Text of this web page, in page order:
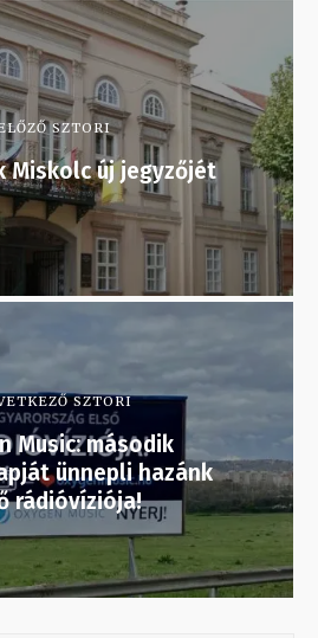
SZTORI
Miskolc új jegyzőjét
SZTORI
Music: második
ünnepli hazánk
rádióvíziója!